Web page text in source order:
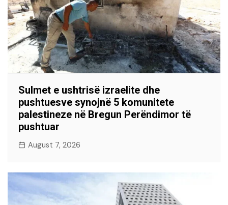
Sulmet e ushtrisë izraelite dhe
pushtuesve synojnë 5 komunitete
palestineze në Bregun Perëndimor të
pushtuar
August 7, 2026